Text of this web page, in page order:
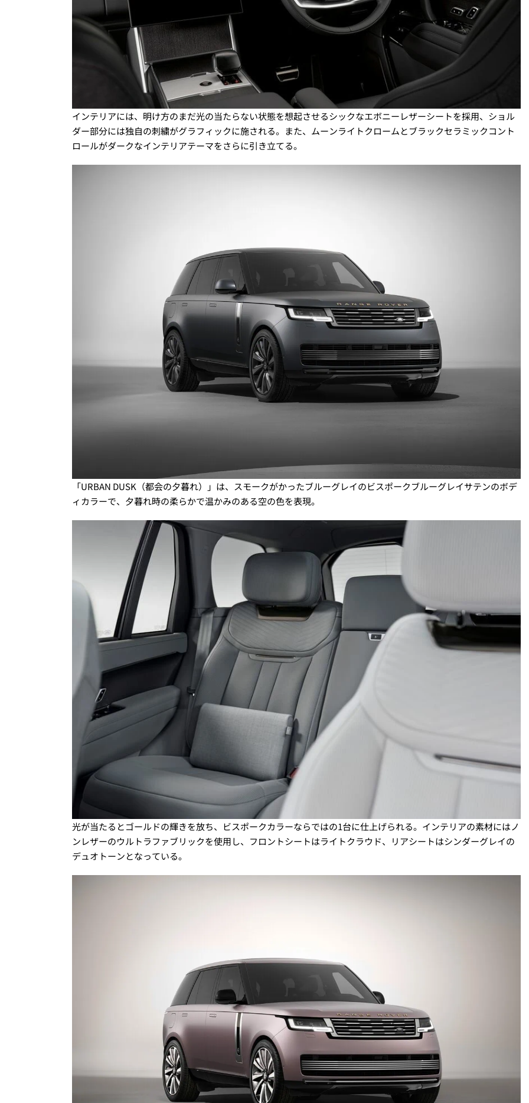
インテリアには、明け方のまだ光の当たらない状態を想起させるシックなエボニーレザーシートを採用、ショル
ダー部分には独自の刺繍がグラフィックに施される。また、ムーンライトクロームとブラックセラミックコント
ロールがダークなインテリアテーマをさらに引き立てる。
「URBAN DUSK（都会の夕暮れ）」は、スモークがかったブルーグレイのビスポークブルーグレイサテンのボデ
ィカラーで、夕暮れ時の柔らかで温かみのある空の色を表現。
光が当たるとゴールドの輝きを放ち、ビスポークカラーならではの1台に仕上げられる。インテリアの素材にはノ
ンレザーのウルトラファブリックを使用し、フロントシートはライトクラウド、リアシートはシンダーグレイの
デュオトーンとなっている。